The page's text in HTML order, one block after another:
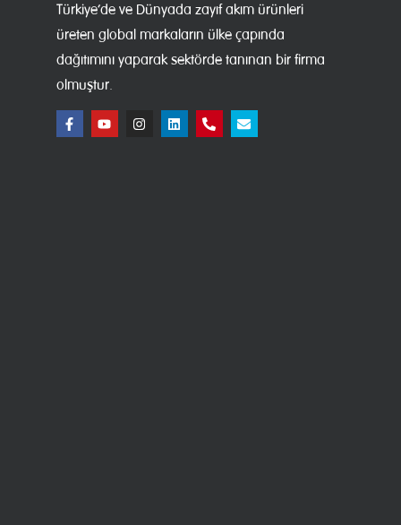
Türkiye’de ve Dünyada zayıf akım ürünleri
üreten global markaların ülke çapında
dağıtımını yaparak sektörde tanınan bir firma
olmuştur.